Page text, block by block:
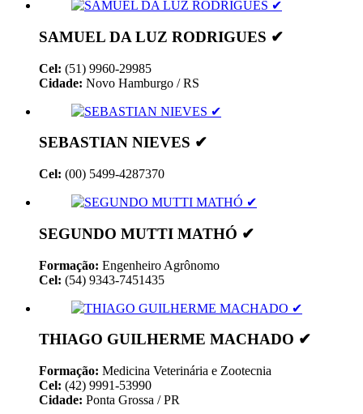
SAMUEL DA LUZ RODRIGUES ✔
Cel: (51) 9960-29985
Cidade: Novo Hamburgo / RS
SEBASTIAN NIEVES ✔
Cel: (00) 5499-4287370
SEGUNDO MUTTI MATHÓ ✔
Formação: Engenheiro Agrônomo
Cel: (54) 9343-7451435
THIAGO GUILHERME MACHADO ✔
Formação: Medicina Veterinária e Zootecnia
Cel: (42) 9991-53990
Cidade: Ponta Grossa / PR